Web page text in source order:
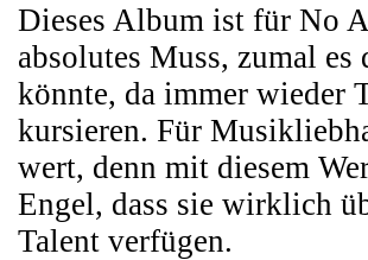
Dieses Album ist für No
absolutes Muss, zumal es
könnte, da immer wieder
kursieren. Für
wert, denn mit diesem
Engel, dass sie wirklich
Talent verfügen.